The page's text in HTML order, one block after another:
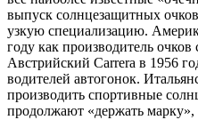
выпуск солнцезащитных
узкую специализацию.
году как производитель
Австрийский Carrera в 1956
водителей автогонок.
производить спортивные
продолжают «держать